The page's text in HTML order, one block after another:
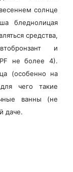
солнце
бледнолицая
средства,
и
не более 4).
(особенно на
чего такие
ванны (не
даче.